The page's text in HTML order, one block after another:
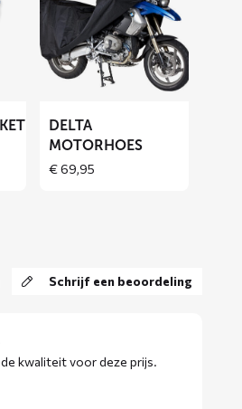
over
DELTA
motorhoes
DELTA
MOTORHOES
€69,95
Schrijf een beoordeling
kwaliteit voor deze prijs.